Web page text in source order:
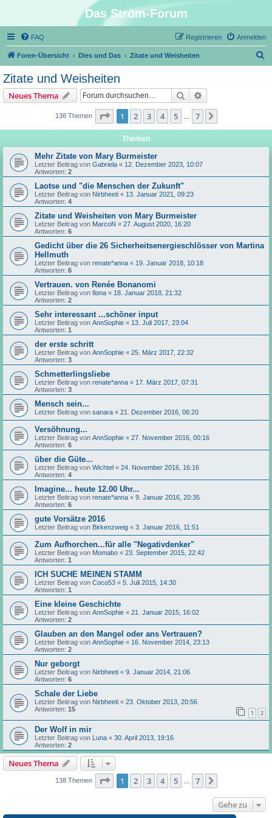
Das Ström-Forum
FAQ Anmelden
Registrieren
Foren-Übersicht Dies und Das Zitate und Weisheiten
Zitate und Weisheiten
Neues Thema Suche
138 Themen Seite 1von
1 2 3 4 5 7
Themen
Mehr Zitate von Mary Burmeister
Letzter Beitrag von Gabriela « 12. Dezember 2023, 10:07
Antworten: 2
Laotse und "die Menschen der Zukunft"
Letzter Beitrag von Nirbheeti « 13. Januar 2021, 09:23
Antworten: 4
Zitate und Weisheiten von Mary Burmeister
Letzter Beitrag von MarcoN « 27. August 2020, 16:20
Antworten: 6
Gedicht über die 26 Sicherheitsenergieschlösser von Martina
Hellmuth
Letzter Beitrag von renate*anna « 19. Januar 2018, 10:18
Antworten: 6
Vertrauen. von Renée Bonanomi
Letzter Beitrag von Ilona « 18. Januar 2018, 21:32
Antworten: 2
Sehr interessant ...schöner input
Letzter Beitrag von AnnSophie « 13. Juli 2017, 23:04
Antworten: 1
der erste schritt
Letzter Beitrag von AnnSophie « 25. März 2017, 22:32
Antworten: 3
Schmetterlingsliebe
Letzter Beitrag von renate*anna « 17. März 2017, 07:31
Antworten: 3
Mensch sein...
Letzter Beitrag von sanara « 21. Dezember 2016, 06:20
Versöhnung...
Letzter Beitrag von AnnSophie « 27. November 2016, 00:16
Antworten: 6
über die Güte...
Letzter Beitrag von Wichtel « 24. November 2016, 16:16
Antworten: 4
Imagine... heute 12.00 Uhr...
Letzter Beitrag von renate*anna « 9. Januar 2016, 20:35
Antworten: 6
gute Vorsätze 2016
Letzter Beitrag von Birkenzweig « 3. Januar 2016, 11:51
Zum Aufhorchen...für alle "Negativdenker"
Letzter Beitrag von Momabo « 23. September 2015, 22:42
Antworten: 1
ICH SUCHE MEINEN STAMM
Letzter Beitrag von Coco53 « 5. Juli 2015, 14:30
Antworten: 1
Eine kleine Geschichte
Letzter Beitrag von AnnSophie « 21. Januar 2015, 16:02
Antworten: 2
Glauben an den Mangel oder ans Vertrauen?
Letzter Beitrag von AnnSophie « 16. November 2014, 23:13
Antworten: 2
Nur geborgt
Letzter Beitrag von Nirbheeti « 9. Januar 2014, 21:06
Antworten: 6
Schale der Liebe
Letzter Beitrag von Nirbheeti « 23. Oktober 2013, 20:56
Antworten: 15 1 2
Der Wolf in mir
Letzter Beitrag von Luna « 30. April 2013, 19:16
Antworten: 2
Neues Thema
138 Themen Seite 1von
1 2 3 4 5 7
Gehe zu